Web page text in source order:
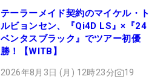
テーラーメイド契約のマイケル・ト
ルビョンセン、『Qi4D LS』×『24
ベンタスブラック』でツアー初優
勝！【WITB】
2026年8月3日 (月) 12時23分 19